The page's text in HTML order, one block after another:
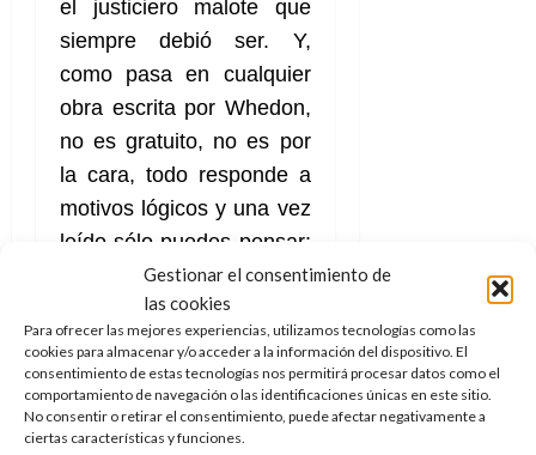
Gestionar el consentimiento de
las cookies
Para ofrecer las mejores experiencias, utilizamos tecnologías como las
cookies para almacenar y/o acceder a la información del dispositivo. El
consentimiento de estas tecnologías nos permitirá procesar datos como el
comportamiento de navegación o las identificaciones únicas en este sitio.
No consentir o retirar el consentimiento, puede afectar negativamente a
ciertas características y funciones.
el justiciero malote que
siempre debió ser. Y,
como pasa en cualquier
obra escrita por Whedon,
no es gratuito, no es por
la cara, todo responde a
motivos lógicos y una vez
leído sólo puedes pensar:
pues, claro, este cambio
en la forma de
comportarse de Cíclope
es perfectamente
plausible e incluso
inevitable, no podía haber